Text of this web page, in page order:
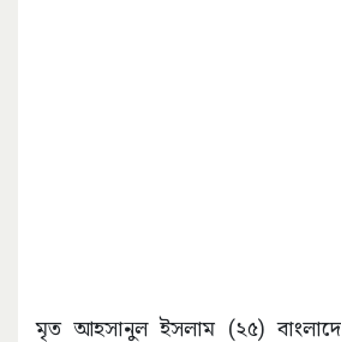
মৃত আহসানুল ইসলাম (২৫)